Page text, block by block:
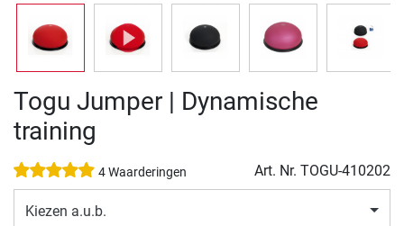
Togu Jumper | Dynamische
training
4 Waarderingen Art. Nr. TOGU-410202
Kiezen a.u.b.